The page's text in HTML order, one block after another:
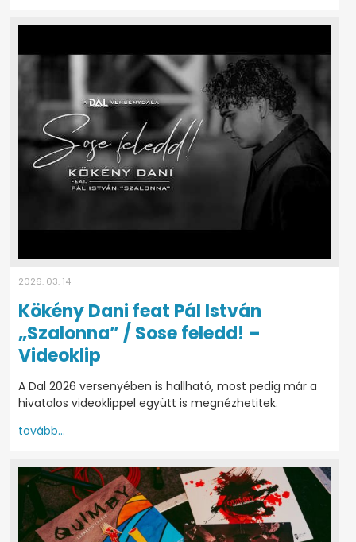
2026. 03. 14
Kökény Dani feat Pál István
„Szalonna” / Sose feledd! –
Videoklip
A Dal 2026 versenyében is hallható, most pedig már a
hivatalos videoklippel együtt is megnézhetitek.
tovább...